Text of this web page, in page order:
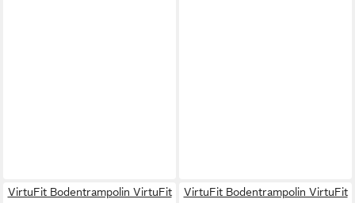
VirtuFit Bodentrampolin VirtuFit
VirtuFit Bodentrampolin VirtuFit